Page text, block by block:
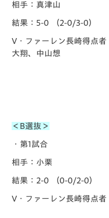
相手：真津山
結果：5-0 （2-0/3-0）
V・ファーレン長崎得点
大翔、中山想
＜B選抜＞
・第1試合
相手：小栗
結果：2-0 （0-0/2-0）
V・ファーレン長崎得点